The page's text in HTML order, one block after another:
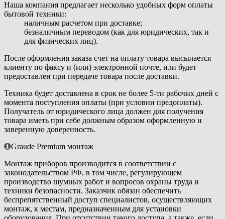
Наша компания предлагает несколько удобных форм оплаты
бытовой техники:
наличным расчетом при доставке;
безналичным переводом (как для юридических, так и
для физических лиц).
После оформления заказа счет на оплату товара высылается
клиенту по факсу и (или) электронной почте, или будет
предоставлен при передаче товара после доставки.
Техника будет доставлена в срок не более 5-ти рабочих дней с
момента поступления оплаты (при условии предоплаты).
Получатель от юридического лица должен для получения
товара иметь при себе должным образом оформленную и
заверенную доверенность.
Graude Premium монтаж
Монтаж приборов производится в соответствии с
законодательством РФ, в том числе, регулирующем
производство шумных работ и вопросов охраны труда и
техники безопасности. Заказчик обязан обеспечить
беспрепятственный доступ специалистов, осуществляющих
монтаж, к местам, предназначенным для установки